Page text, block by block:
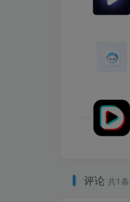
评论 共1条